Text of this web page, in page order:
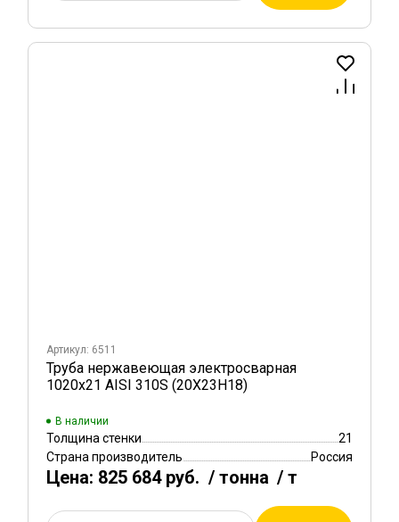
Артикул: 6511
Труба нержавеющая электросварная
1020х21 AISI 310S (20Х23Н18)
В наличии
Толщина стенки
21
Страна производитель
Россия
Цена: 825 684 руб. / тонна / т